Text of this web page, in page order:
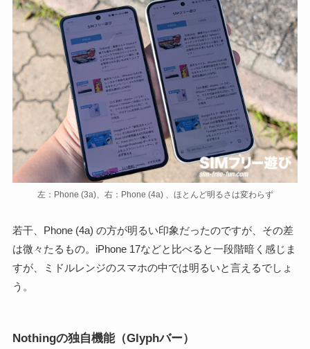
左：Phone (3a)、右：Phone (4a) 、ほとんど明るさは変わらず
若干、Phone (4a) の方が明るい印象だったのですが、その差
は微々たるもの。iPhone 17などと比べると一段階暗く感じま
すが、ミドルレンジのスマホの中では明るいと言えるでしょ
う。
Nothingの独自機能（Glyphバー）